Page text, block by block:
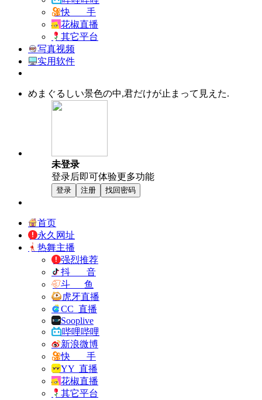
快 手
花椒直播
其它平台
写真视频
实用软件
めまぐるしい景色の中,君だけが止まって見えた.
未登录
登录后即可体验更多功能
登录 注册 找回密码
首页
永久网址
热舞主播
强烈推荐
抖 音
斗 鱼
虎牙直播
CC 直播
Sooplive
哔哩哔哩
新浪微博
快 手
YY 直播
花椒直播
其它平台